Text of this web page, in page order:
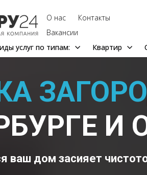
О нас
Контакты
Вакансии
услуг по типам:
Квартир
И
ваш дом засияет